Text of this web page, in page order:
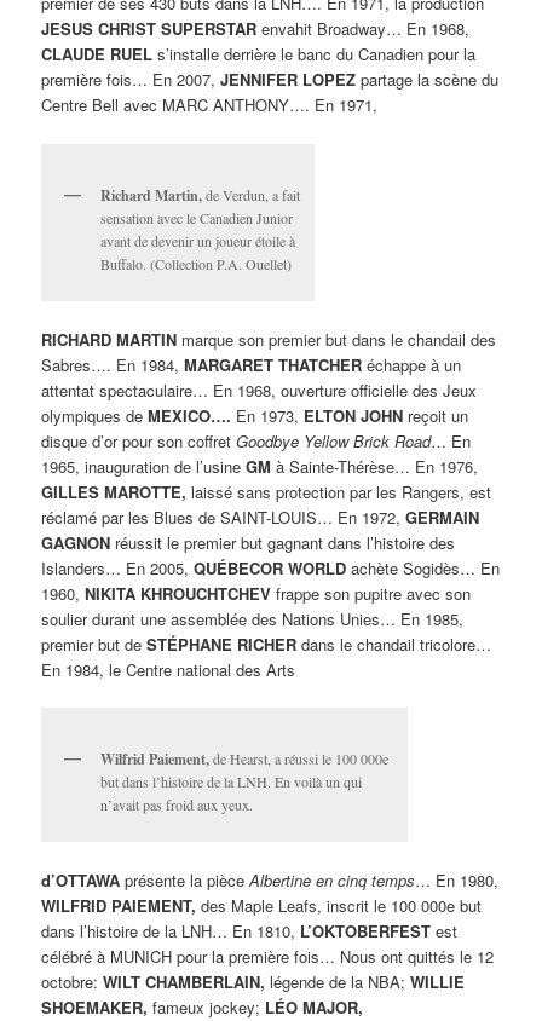
JESUS CHRIST SUPERSTAR envahit Broadway… En 1968,
CLAUDE RUEL s’installe derrière le banc du Canadien pour la
première fois… En 2007,JENNIFER LOPEZ partage la scène du
Centre Bell avec MARC ANTHONY…. En 1971,
Richard Martin,de Verdun, a fait
sensation avec le Canadien Junior
avant de devenir un joueur étoile à
Buffalo. (Collection P.A. Ouellet)
RICHARD MARTIN marque son premier but dans le chandail des
Sabres…. En 1984,MARGARET THATCHER échappe à un
attentat spectaculaire… En 1968, ouverture officielle des Jeux
olympiques deMEXICO…. En 1973, ELTON JOHN reçoit un
disque d’or pour son coffretGoodbye Yellow Brick Road… En
1965, inauguration de l’usineGM à Sainte-Thérèse… En 1976,
GILLES MAROTTE, laissé sans protection par les Rangers, est
réclamé par les Blues de SAINT-LOUIS… En 1972,GERMAIN
GAGNON réussit le premier but gagnant dans l’histoire des
Islanders… En 2005,QUÉBECOR WORLD achète Sogidès… En
1960,NIKITA KHROUCHTCHEV frappe son pupitre avec son
soulier durant une assemblée des Nations Unies… En 1985,
premier but deSTÉPHANE RICHER dans le chandail tricolore…
En 1984, le Centre national des Arts
Wilfrid Paiement,de Hearst, a réussi le 100 000e
but dans l’histoire de la LNH. En voilà un qui
n’avait pas froid aux yeux.
d’OTTAWA présente la pièceAlbertine en cinq temps… En 1980,
WILFRID PAIEMENT, des Maple Leafs, inscrit le 100 000e but
dans l’histoire de la LNH… En 1810, L’OKTOBERFEST est
célébré à MUNICH pour la première fois… Nous ont quittés le 12
octobre:WILT CHAMBERLAIN, légende de la NBA;WILLIE
SHOEMAKER, fameux jockey; LÉO MAJOR,